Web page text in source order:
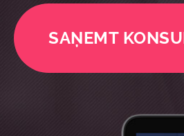
SAŅEMT